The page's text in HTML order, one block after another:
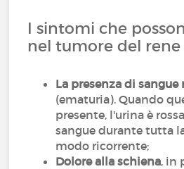
I sintomi che
nel tumore del rene
La presenza di
(ematuria). Quando
presente, l'urina è
sangue durante tutta
modo ricorrente;
Dolore alla schiena, in